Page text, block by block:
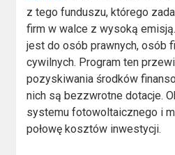
z tego funduszu, którego
firm w walce z wysoką
jest do osób prawnych, osób
cywilnych. Program ten
pozyskiwania środków
nich są bezzwrotne dotacje.
systemu fotowoltaicznego i
połowę kosztów inwestycji.